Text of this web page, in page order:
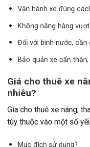
Vận hành xe đúng
Không nâng hàng
Đối với bình nước, cần
Bảo quản xe cẩn
Giá cho thuê xe
nhiêu?
Gía cho thuê xe nâng,
tùy thuộc vào một số
Mục đích sử dụng?